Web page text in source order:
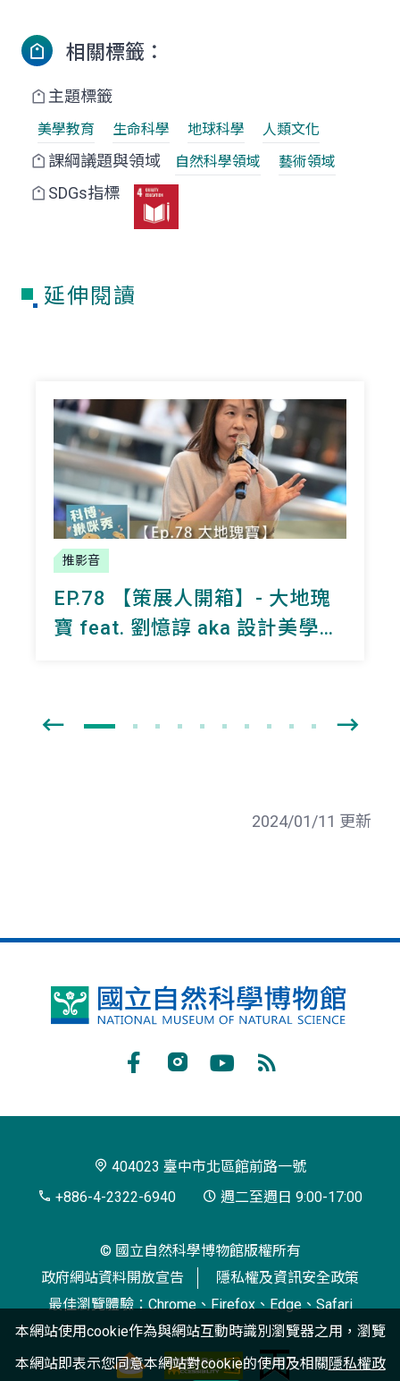
相關標籤：
主題標籤
美學教育 生命科學 地球科學 人類文化
課綱議題與領域 自然科學領域 藝術領域
SDGs指標
延伸閱讀
推影音
EP.78 【策展人開箱】- 大地瑰
寶 feat. 劉憶諄 aka 設計美學小
2024/01/11 更新
國
博
閱
404023 臺中市北區館前路一號
+886-4-2322-6940
週二至週日 9:00-17:00
© 國立自然科學博物館版權所有
政府網站資料開放宣告
隱私權及資訊安全政策
最佳瀏覽體驗：Chrome、Firefox、Edge、Safari
本網站使用cookie作為與網站互動時識別瀏覽器之用，瀏覽
本網站即表示您同意本網站對cookie的使用及相關隱私權政